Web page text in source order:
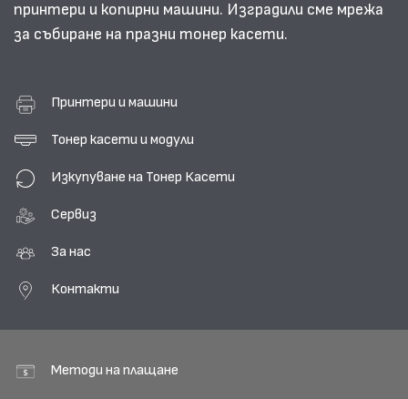
принтери и копирни машини. Изградили сме мрежа
за събиране на празни тонер касети.
Принтери и машини
Тонер касети и модули
Изкупуване на Тонер Касети
Сервиз
За нас
Контакти
Методи на плащане